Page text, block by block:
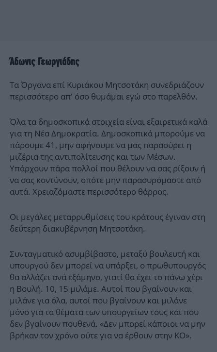
Άδωνις Γεωργιάδης
Τα Όργανα επί Κυριάκου Μητσοτάκη συνεδριάζουν
περισσότερο απ’ όσο θυμάμαι εγώ στο παρελθόν.
Όλα τα δημοσκοπικά στοιχεία είναι εξαιρετικά καλά
για τη Νέα Δημοκρατία. Δημοσκοπικά μπορούμε να
πάρουμε 41, μην αφήνουμε να μας παρασύρει η
μιζέρια της αντιπολίτευσης και των Μέσων.
Υπάρχουν πάρα πολλοί που θέλουν να σας ρίξουν ή
να σας κοντύνουν, οπότε μην παρασυρόμαστε από
αυτά. Χρειαζόμαστε περισσότερο θάρρος.
Οι μεγάλες μεταρρυθμίσεις του κράτους έγιναν στη
δεύτερη διακυβέρνηση Μητσοτάκη.
Συνταγματικό ασυμβίβαστο, μεταξύ βουλευτή και
υπουργού δεν μπορεί να υπάρξει, ο πρωθυπουργός
θα αλλάζει ανά εξάμηνο, γιατί θα έχει το πάνω χέρι
η Βουλή. 10, 15 μιλάμε. Αυτοί που βγαίνουν και
μιλάνε για όλα, αυτοί που βγαίνουν και μιλάνε
μόνο για τα θέματα των υπουργείων τους και που
δεν βγαίνουν πουθενά. «Δεν μπορεί κάποιοι να μην
βρήκαν τον χρόνο ούτε για να έρθουν στην ΚΟ».